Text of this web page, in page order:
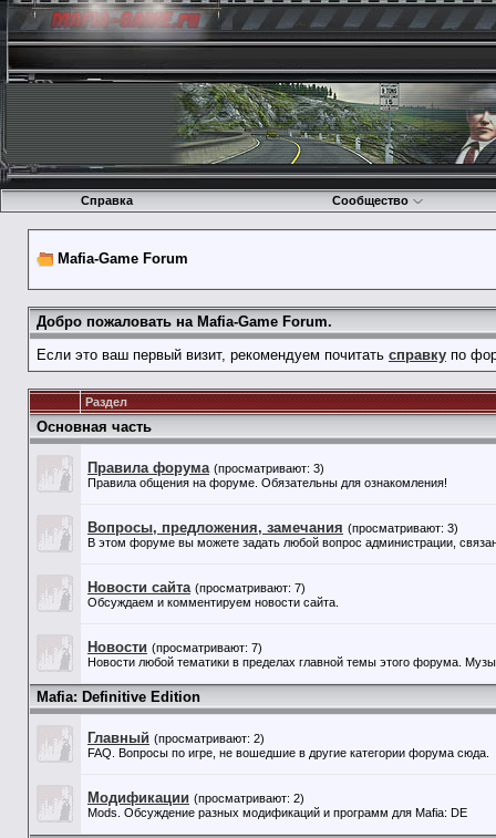
Справка Сообщество
Mafia-Game Forum
Добро пожаловать на Mafia-Game Forum.
Если это ваш первый визит, рекомендуем почитать справку по
Раздел
Основная часть
Правила форума (просматривают: 3)
Правила общения на форуме. Обязательны для ознакомления!
Вопросы, предложения, замечания (просматривают: 3)
В этом форуме вы можете задать любой вопрос администрации,
Новости сайта (просматривают: 7)
Обсуждаем и комментируем новости сайта.
Новости (просматривают: 7)
Новости любой тематики в пределах главной темы этого форума.
Mafia: Definitive Edition
Главный (просматривают: 2)
FAQ. Вопросы по игре, не вошедшие в другие категории форума сюда.
Модификации (просматривают: 2)
Mods. Обсуждение разных модификаций и программ для Mafia: DE